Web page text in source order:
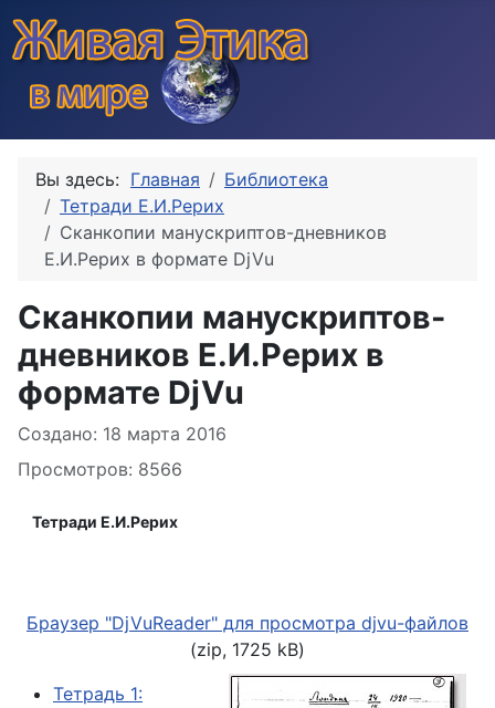
Вы здесь: Главная
Библиотека
Тетради Е.И.Рерих
Сканкопии манускриптов-дневников
Е.И.Рерих в формате DjVu
Сканкопии манускриптов-
дневников Е.И.Рерих в
формате DjVu
Информация о материале
Создано: 18 марта 2016
Просмотров: 8566
Тетради Е.И.Рерих
Браузер "DjVuReader" для просмотра djvu-файлов
(zip, 1725 kB)
Тетрадь 1: